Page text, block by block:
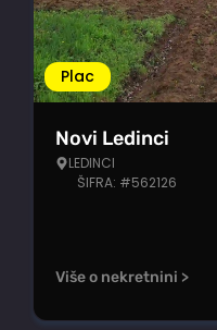
Plac
Novi Ledinci
LEDINCI
ŠIFRA: #562126
Više o nekretnini >